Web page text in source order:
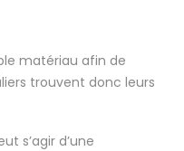
matériau afin de
trouvent donc leurs
s’agir d’une